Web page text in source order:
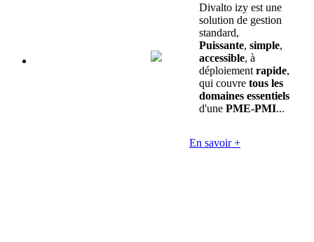
Divalto izy est une
solution de gestion
standard,
Puissante, simple,
accessible, à
déploiement rapide,
qui couvre tous les
domaines essentiels
d'une PME-PMI...
En savoir +